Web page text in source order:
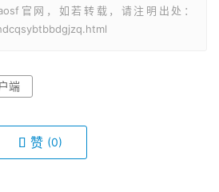
官网，如若转载，请注明出处：
端
赞 (0)